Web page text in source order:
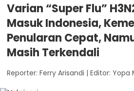
Varian “Super Flu”
Masuk Indonesia,
Penularan Cepat,
Masih Terkendali
Reporter: Ferry Arisandi | Editor: Yopa